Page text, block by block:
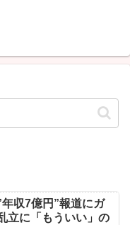
年収7億円”報道にガ
立に「もういい」の